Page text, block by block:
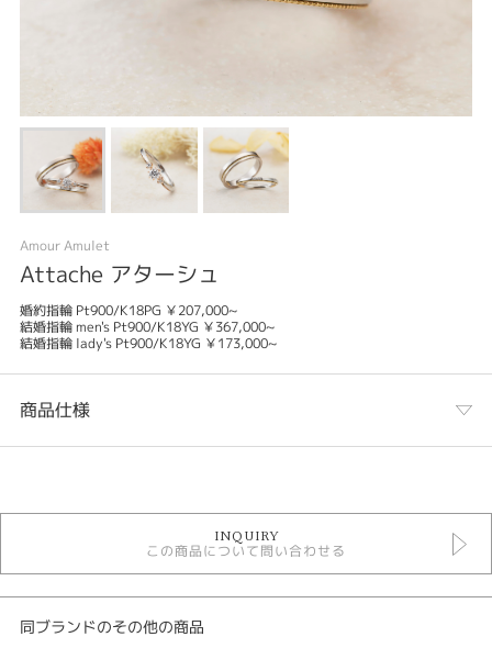
Amour Amulet
Attache アターシュ
婚約指輪 Pt900/K18PG ￥207,000~
結婚指輪 men's Pt900/K18YG ￥367,000~
結婚指輪 lady's Pt900/K18YG ￥173,000~
商品仕様
セットリング
Amour Amulet SETRING
性別
INQUIRY
この商品について問い合わせる
同ブランドのその他の商品